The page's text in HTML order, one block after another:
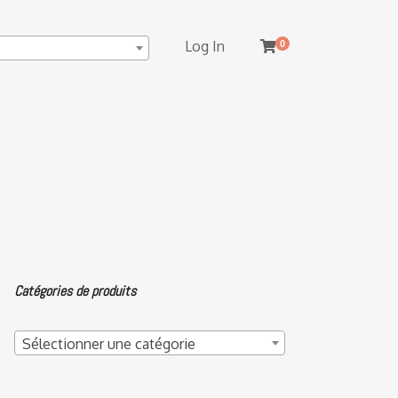
Log In 0
Catégories de produits
Sélectionner une catégorie